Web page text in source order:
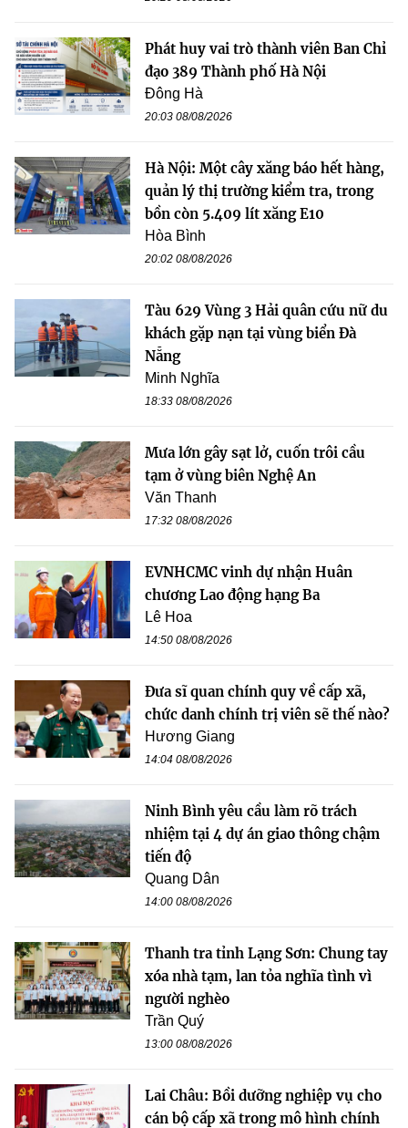
Phát huy vai trò thành viên Ban Chỉ
đạo 389 Thành phố Hà Nội
Đông Hà
20:03 08/08/2026
Hà Nội: Một cây xăng báo hết hàng,
quản lý thị trường kiểm tra, trong
bồn còn 5.409 lít xăng E10
Hòa Bình
20:02 08/08/2026
Tàu 629 Vùng 3 Hải quân cứu nữ du
khách gặp nạn tại vùng biển Đà
Nẵng
Minh Nghĩa
18:33 08/08/2026
Mưa lớn gây sạt lở, cuốn trôi cầu
tạm ở vùng biên Nghệ An
Văn Thanh
17:32 08/08/2026
EVNHCMC vinh dự nhận Huân
chương Lao động hạng Ba
Lê Hoa
14:50 08/08/2026
Đưa sĩ quan chính quy về cấp xã,
chức danh chính trị viên sẽ thế nào?
Hương Giang
14:04 08/08/2026
Ninh Bình yêu cầu làm rõ trách
nhiệm tại 4 dự án giao thông chậm
tiến độ
Quang Dân
14:00 08/08/2026
Thanh tra tỉnh Lạng Sơn: Chung tay
xóa nhà tạm, lan tỏa nghĩa tình vì
người nghèo
Trần Quý
13:00 08/08/2026
Lai Châu: Bồi dưỡng nghiệp vụ cho
cán bộ cấp xã trong mô hình chính